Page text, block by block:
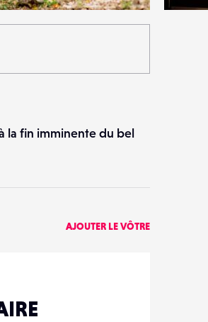
0
la fin imminente du bel
AJOUTER LE VÔTRE